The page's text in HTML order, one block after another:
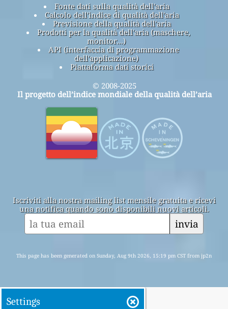
Fonte dati sulla qualità dell'aria
Calcolo dell'indice di qualità dell'aria
Previsione della qualità dell'aria
Prodotti per la qualità dell'aria (maschere,
monitor...)
API (interfaccia di programmazione
dell'applicazione)
Piattaforma dati storici
© 2008-2025
Il progetto dell’indice mondiale della qualità dell’aria
Iscriviti alla nostra mailing list mensile gratuita e ricevi
una notifica quando sono disponibili nuovi articoli.
invia
This page has been generated on Sunday, Aug 9th 2026, 15:19 pm CST from jp2n
Settings